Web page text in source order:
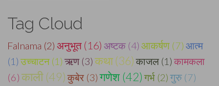
Tag Cloud
Falnama (2) अनुभूत (16) अष्टक (4) आकर्षण (7) आत्म
(1) उच्चाटन (1) ऋण (3) कथा (36) काजल (1) कामकला
(6) काली (49) कुबेर (3) गणेश (42) गर्भ (2) गुरु (7)